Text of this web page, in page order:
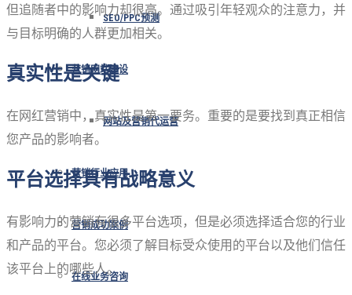
SEO/PPC预测
营销网站建设
网站及营销代运营
营销行业应用
营销成功案例
在线业务咨询
但追随者中的影响力却很高。通过吸引年轻观众的注意力，并
与目标明确的人群更加相关。
真实性是关键
在网红营销中，真实性是第一要务。重要的是要找到真正相信
您产品的影响者。
平台选择具有战略意义
有影响力的营销有很多平台选项，但是必须选择适合您的行业
和产品的平台。您必须了解目标受众使用的平台以及他们信任
该平台上的哪些人。